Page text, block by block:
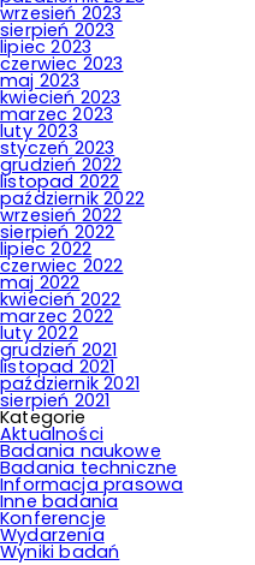
wrzesień 2023
sierpień 2023
lipiec 2023
czerwiec 2023
maj 2023
kwiecień 2023
marzec 2023
luty 2023
styczeń 2023
grudzień 2022
listopad 2022
październik 2022
wrzesień 2022
sierpień 2022
lipiec 2022
czerwiec 2022
maj 2022
kwiecień 2022
marzec 2022
luty 2022
grudzień 2021
listopad 2021
październik 2021
sierpień 2021
Kategorie
Aktualności
Badania naukowe
Badania techniczne
Informacja prasowa
Inne badania
Konferencje
Wydarzenia
Wyniki badań